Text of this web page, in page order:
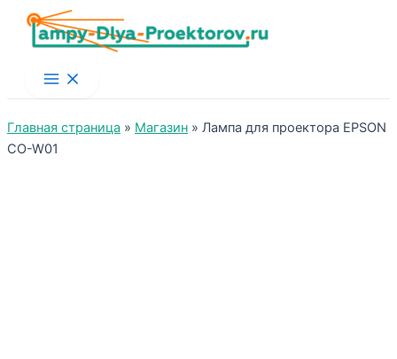
Main
Menu
Главная страница » Магазин » Лампа для проектора EPSON
CO-W01